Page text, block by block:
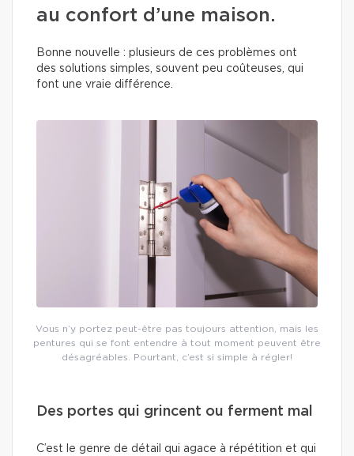
au confort d’une maison.
Bonne nouvelle : plusieurs de ces problèmes ont
des solutions simples, souvent peu coûteuses, qui
font une vraie différence.
Vous n’y portez peut-être pas toujours attention, mais les
pentures qui se font entendre à tout moment peuvent être
désagréables. Pourtant, c’est si simple à régler!
Des portes qui grincent ou ferment mal
C’est le genre de détail qui agace à répétition et qui